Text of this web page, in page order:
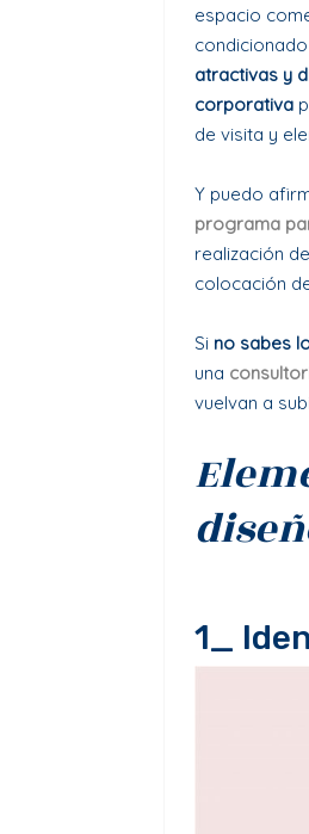
espacio
atractivas y
corporativa
de visita y
Y puedo
programa
realización
colocación
Si no sabes
una
vuelvan a
1_